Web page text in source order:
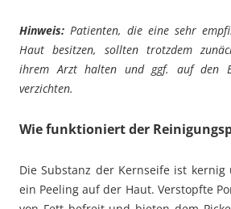
Hinweis: Patienten, die eine sehr
Haut besitzen, sollten trotzdem
ihrem Arzt halten und ggf. auf den
verzichten.
Wie funktioniert der
Die Substanz der Kernseife ist
ein Peeling auf der Haut. Verstopfte